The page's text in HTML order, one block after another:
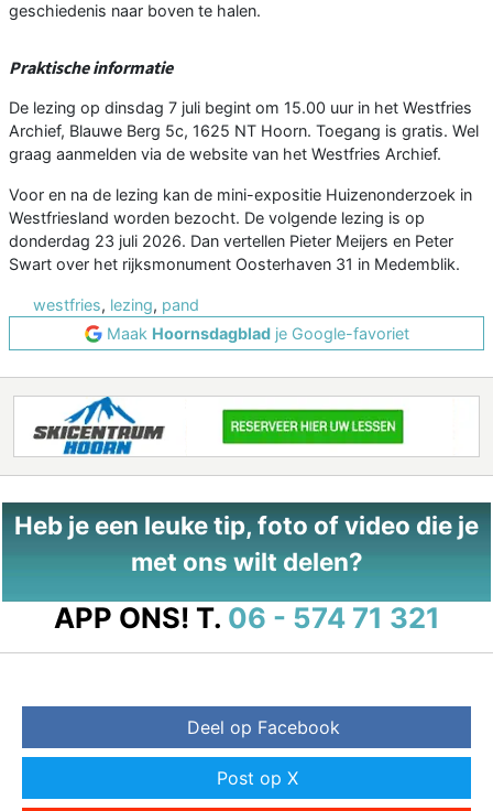
geschiedenis naar boven te halen.
Praktische informatie
De lezing op dinsdag 7 juli begint om 15.00 uur in het Westfries
Archief, Blauwe Berg 5c, 1625 NT Hoorn. Toegang is gratis. Wel
graag aanmelden via de website van het Westfries Archief.
Voor en na de lezing kan de mini-expositie Huizenonderzoek in
Westfriesland worden bezocht. De volgende lezing is op
donderdag 23 juli 2026. Dan vertellen Pieter Meijers en Peter
Swart over het rijksmonument Oosterhaven 31 in Medemblik.
westfries, lezing, pand
Maak Hoornsdagbladje Google-favoriet
Heb je een leuke tip, foto of video die je
met ons wilt delen?
APP ONS! T. 06 - 574 71 321
Deel op Facebook
Post op X